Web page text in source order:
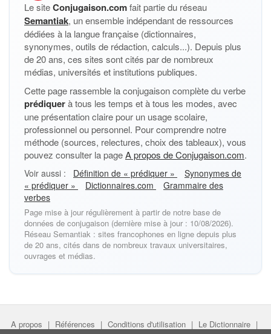
Le siteConjugaison.comfait partie du réseau
Semantiak, un ensemble indépendant de ressources
dédiées à la langue française (dictionnaires,
synonymes, outils de rédaction, calculs...). Depuis plus
de 20 ans, ces sites sont cités par de nombreux
médias, universités et institutions publiques.
Cette page rassemble la conjugaison complète du verbe
prédiquerà tous les temps et à tous les modes, avec
une présentation claire pour un usage scolaire,
professionnel ou personnel. Pour comprendre notre
méthode (sources, relectures, choix des tableaux), vous
pouvez consulter la pageA propos de Conjugaison.com.
Voir aussi : Définition de « prédiquer »
Synonymes de
« prédiquer »
Dictionnaires.com
Grammaire des
verbes
Page mise à jour régulièrement à partir de notre base de
données de conjugaison (dernière mise à jour : 10/08/2026).
Réseau Semantiak : sites francophones en ligne depuis plus
de 20 ans, cités dans de nombreux travaux universitaires,
ouvrages et médias.
A propos | Références | Conditions d'utilisation | Le Dictionnaire |